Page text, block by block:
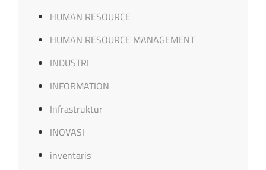
HUMAN RESOURCE
HUMAN RESOURCE MANAGEMENT
INDUSTRI
INFORMATION
Infrastruktur
INOVASI
inventaris